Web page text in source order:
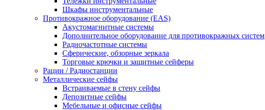
Шкафы инструментальные
Противокражное оборудование (EAS)
Акустомагнитные системы
Дополнительное оборудование для противокражных систем
Радиочастотные системы
Сферические, обзорные зеркала
Торговые крючки и защитные сейферы
Рации / Радиостанции
Металлические сейфы
Встраиваемые в стену сейфы
Депозитные сейфы
Мебельные и офисные сейфы